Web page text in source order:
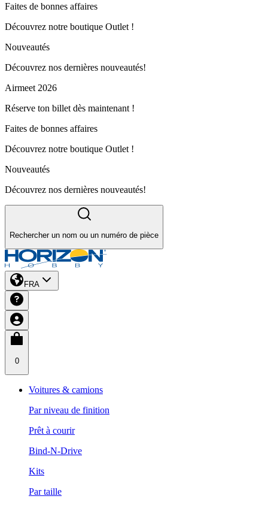
Faites de bonnes affaires
Découvrez notre boutique Outlet !
Nouveautés
Découvrez nos dernières nouveautés!
Airmeet 2026
Réserve ton billet dès maintenant !
Faites de bonnes affaires
Découvrez notre boutique Outlet !
Nouveautés
Découvrez nos dernières nouveautés!
Rechercher un nom ou un numéro de pièce
FRA
0
Voitures & camions
Par niveau de finition
Prêt à courir
Bind-N-Drive
Kits
Par taille